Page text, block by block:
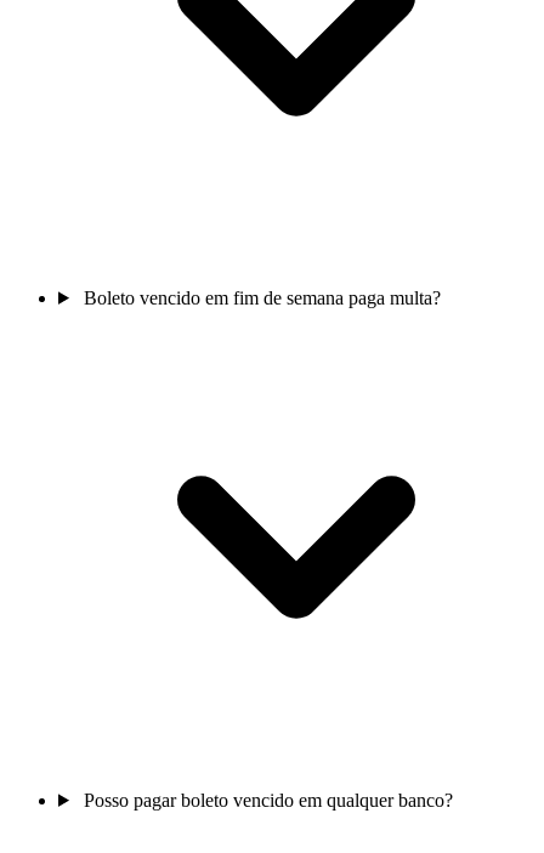
Boleto vencido em fim de semana paga multa?
Posso pagar boleto vencido em qualquer banco?